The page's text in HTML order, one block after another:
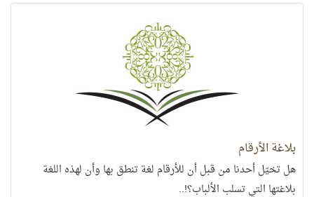
بلاغة الأرقام
هل تخيّل أحدنا من قبل أن للأرقام لغة تنطق بها وأن لهذه اللغة
بلاغتها التي تسلب الألباب؟!..